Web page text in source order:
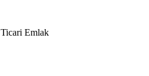
Ticari Emlak